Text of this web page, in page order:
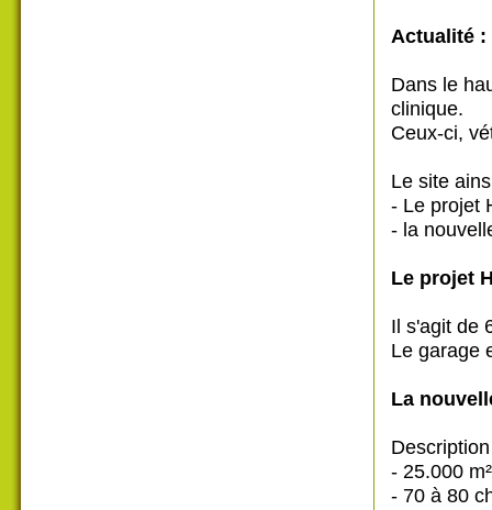
Actualité
Dans le
clinique.
Ceux-ci,
Le site
- Le projet
- la
Le projet
Il s'agit de
Le garage
La
- 25.000
- 70 à 80